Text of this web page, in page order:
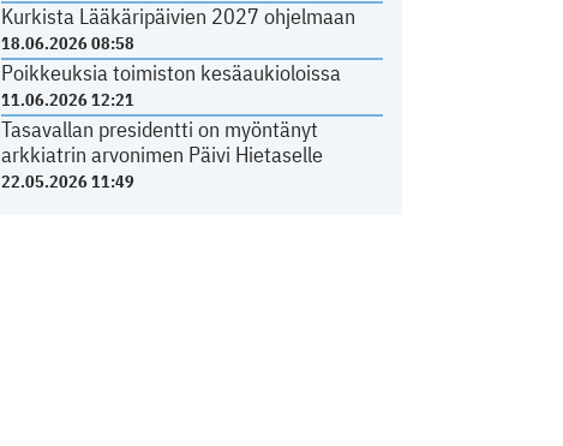
Kurkista Lääkäripäivien 2027 ohjelmaan
18.06.2026 08:58
Poikkeuksia toimiston kesäaukioloissa
11.06.2026 12:21
Tasavallan presidentti on myöntänyt
arkkiatrin arvonimen Päivi Hietaselle
22.05.2026 11:49